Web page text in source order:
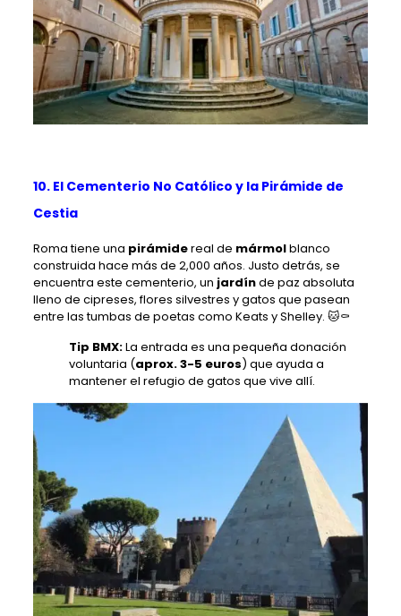
10. El Cementerio No Católico y la Pirámide de
Cestia
Roma tiene una pirámidereal de mármolblanco
construida hace más de 2,000 años. Justo detrás, se
encuentra este cementerio, un jardínde paz absoluta
lleno de cipreses, flores silvestres y gatos que pasean
entre las tumbas de poetas como Keats y Shelley. 🐱⚰️
Tip BMX:La entrada es una pequeña donación
voluntaria (aprox. 3-5 euros) que ayuda a
mantener el refugio de gatos que vive allí.